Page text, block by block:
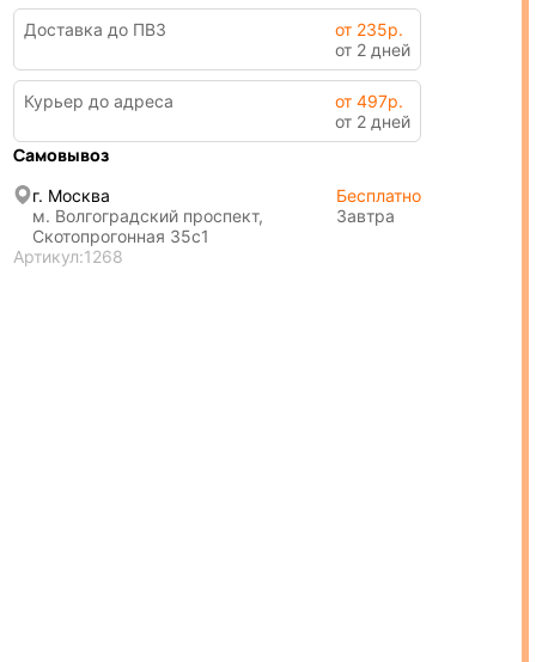
Доставка до ПВЗ
от 235р.
от 2 дней
Курьер до адреса
от 497р.
от 2 дней
Самовывоз
г. Москва
м. Волгоградский проспект,
Скотопрогонная 35с1
Бесплатно
Завтра
Артикул:1268